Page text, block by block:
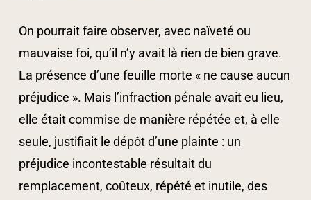
On pourrait faire observer, avec naïveté ou
mauvaise foi, qu’il n’y avait là rien de bien grave.
La présence d’une feuille morte « ne cause aucun
préjudice ». Mais l’infraction pénale avait eu lieu,
elle était commise de manière répétée et, à elle
seule, justifiait le dépôt d’une plainte : un
préjudice incontestable résultait du
remplacement, coûteux, répété et inutile, des